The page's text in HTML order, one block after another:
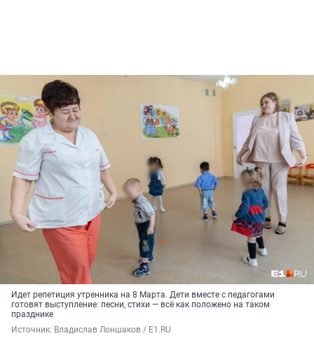
Идет репетиция утренника на 8 Марта. Дети вместе с педагогами
готовят выступление: песни, стихи — всё как положено на таком
празднике
Источник: Владислав Лоншаков / E1.RU